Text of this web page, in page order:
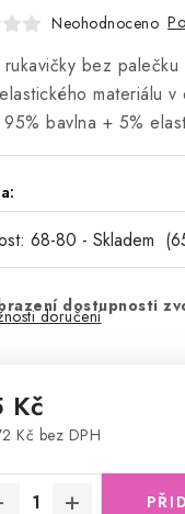
Neohodnoceno
rukavičky bez palečku
materiálu
bavlna + 5%
dostupnosti
doručení
Kč
Kč bez DPH